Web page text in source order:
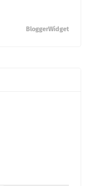
BloggerWidget